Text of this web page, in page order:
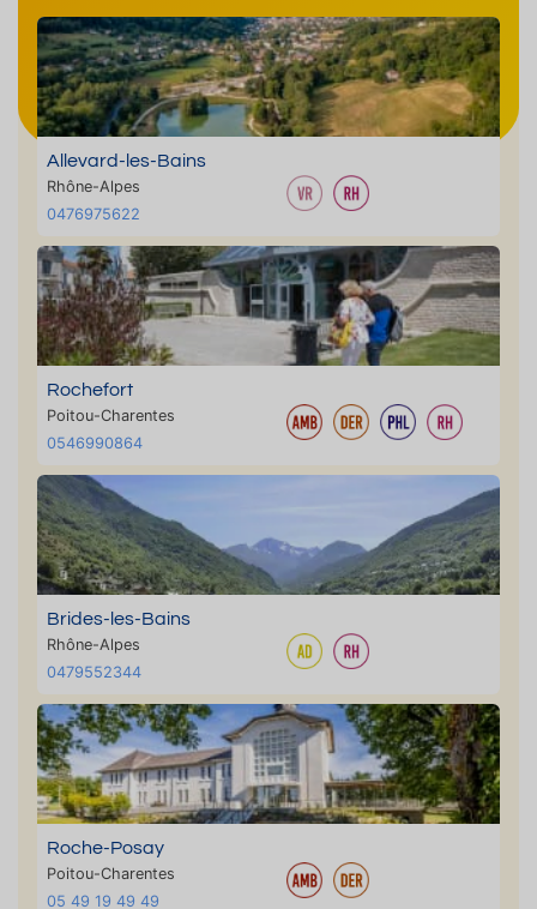
Allevard-les-Bains
Rhône-Alpes
0476975622
Rochefort
Poitou-Charentes
0546990864
Brides-les-Bains
Rhône-Alpes
0479552344
Roche-Posay
Poitou-Charentes
05 49 19 49 49